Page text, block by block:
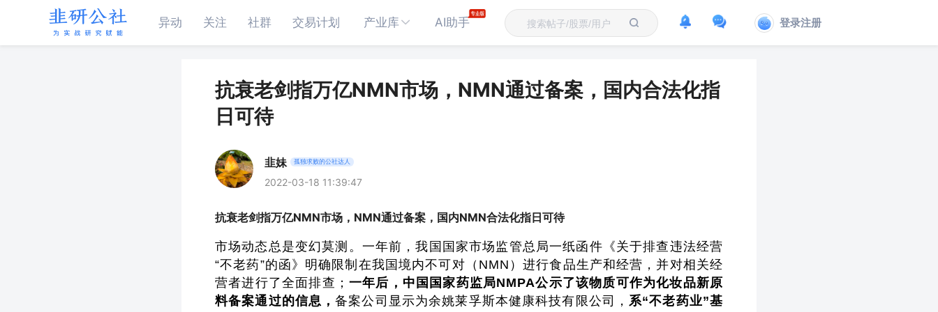
异动 关注 社群 交易计划 产业库 AI助手 登录注册
抗衰老剑指万亿NMN市场，NMN通过备案，国内合法化指
日可待
韭妹 孤独求败的公社达人
2022-03-18 11:39:47
抗衰老剑指万亿NMN市场，NMN通过备案，国内NMN合法化指日可待
市场动态总是变幻莫测。一年前，我国国家市场监管总局一纸函件《关于排查违法经营
“不老药”的函》明确限制在我国境内不可对（NMN）进行食品生产和经营，并对相关经
营者进行了全面排查； 一年后，中国国家药监局NMPA公示了该物质可作为化妆品新原
料备案通过的信息，备案公司显示为余姚莱孚斯本健康科技有限公司，系“不老药业”基